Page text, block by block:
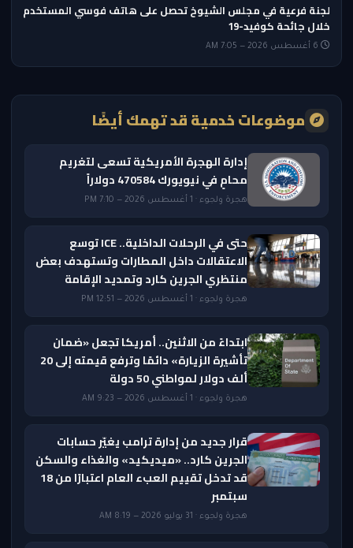
لجنة فرعية في مجلس الشيوخ تحصل على هاتف فوسي المستخدم
خلال جائحة كوفيد-19
موضوعات خدمية قد تهمك أيضًا
إدارة الهجرة الأمريكية تسعى لتغريم
محامٍ في نيويورك 470584 دولاراً
هجرة ولجوء · 1 أغسطس 2026 — 7:10 PM
حتى في الرحلات الداخلية.. ICE توسع
الاعتقالات داخل المطارات وتستهدف بعض
منتظري الجرين كارد وتمديد الإقامة
هجرة ولجوء · 1 أغسطس 2026 — 12:51 PM
ابتداءً من الاثنين.. أمريكا تجعل «ضمان
تأشيرة الزيارة» دائمًا وترفع قيمته إلى 20
ألف دولار لمواطني 50 دولة
هجرة ولجوء · 1 أغسطس 2026 — 9:23 AM
قرار جديد من إدارة ترامب يغيّر حسابات
الجرين كارد.. «ميديكيد» والغذاء والسكن
قد تدخل تقييم العبء العام اعتبارًا من 18
سبتمبر
هجرة ولجوء · 31 يوليو 2026 — 8:19 AM